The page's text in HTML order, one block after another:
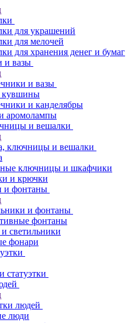
для украшений
для мелочей
для хранения денег и бумаг
и вазы
и вазы
кувшины
и канделябры
аромолампы
и вешалки
ключницы и вешалки
ключницы и шкафчики
и крючки
и фонтаны
и фонтаны
фонтаны
светильники
фонари
статуэтки
людей
люди